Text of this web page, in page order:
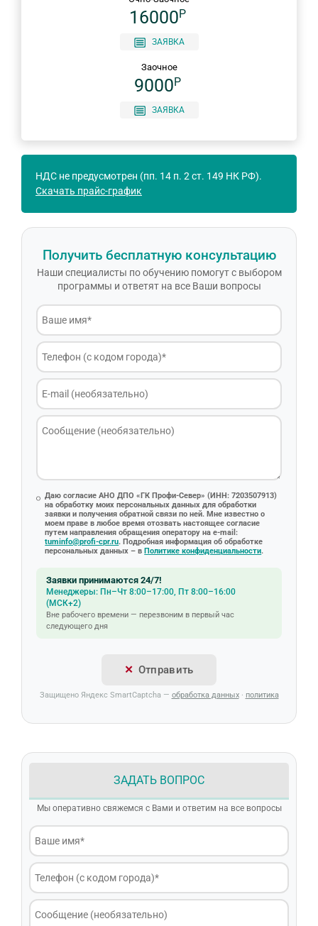
16000P
ЗАЯВКА
Заочное
9000P
ЗАЯВКА
НДС не предусмотрен (пп. 14 п. 2 ст. 149 НК РФ).
Скачать прайс-график
Получить бесплатную консультацию
Наши специалисты по обучению помогут с выбором
программы и ответят на все Ваши вопросы
Даю согласие АНО ДПО «ГК Профи-Север» (ИНН: 7203507913)
на обработку моих персональных данных для обработки
заявки и получения обратной связи по ней. Мне известно о
моем праве в любое время отозвать настоящее согласие
путем направления обращения оператору на e-mail:
tuminfo@profi-cpr.ru. Подробная информация об обработке
персональных данных – в Политике конфиденциальности.
Заявки принимаются 24/7!
Менеджеры: Пн–Чт 8:00–17:00, Пт 8:00–16:00
(МСК+2)
Вне рабочего времени — перезвоним в первый час
следующего дня
Отправить
Защищено Яндекс SmartCaptcha — обработка данных· политика
ЗАДАТЬ ВОПРОС
Мы оперативно свяжемся с Вами и ответим на все вопросы